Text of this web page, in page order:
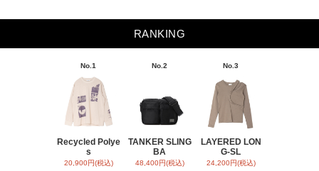
RANKING
No.1
Recycled Polye
s
20,900円(税込)
No.2
TANKER SLING
BA
48,400円(税込)
No.3
LAYERED LON
G-SL
24,200円(税込)